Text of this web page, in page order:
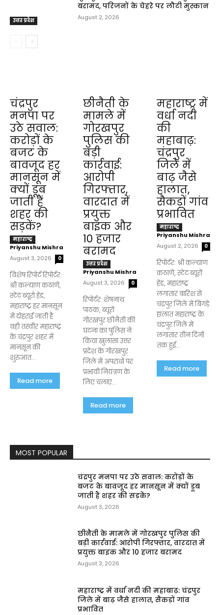
उत्तर प्रदेश
बरामद, परिजनों के चेहरे पर लौटी मुस्कान
August 2, 2026
चंद्रपुर
मनपा पर
उठे सवाल:
करोड़ों के
बजट के
बावजूद हर
मानसून में
क्यों डूब
जाती हैं
शहर की
सड़कें?
महाराष्ट्र
Priyanshu Mishra
-
August 3, 2026 0
विशेष रिपोर्ट रिपोर्टर:
श्री कल्याण कठाणे,
स्टेट ब्यूरो हेड,
महाराष्ट्र हर मानसून
में दोहराई जाती है
वही तस्वीर महाराष्ट्र
के चंद्रपुर शहर में
मानसून की
शुरुआत...
Read more
छीनैती के
मामले में
गोरखपुर
पुलिस की
बड़ी
कार्रवाई:
आरोपी
गिरफ्तार,
वारदात में
प्रयुक्त
बाइक और
₹10 हजार
बरामद
उत्तर प्रदेश
Priyanshu Mishra
-
August 3, 2026 0
रिपोर्टर: शेषनाथ
पाठक, ब्यूरो
गोरखपुर छीनैती की
घटना का पुलिस ने
किया खुलासा उत्तर
प्रदेश के गोरखपुर
जिले में अपराधों पर
प्रभावी नियंत्रण के
लिए चलाए...
Read more
महाराष्ट्र में
वर्धा नदी
की
महाबाढ़:
चंद्रपुर
जिले में
बाढ़ जैसे
हालात,
सैकड़ों गांव
प्रभावित
महाराष्ट्र
Priyanshu Mishra
-
August 2, 2026 0
रिपोर्टर: श्री कल्याण
कठाणे, स्टेट ब्यूरो
हेड, महाराष्ट्र
लगातार बारिश से
चंद्रपुर जिले में बिगड़े
हालात महाराष्ट्र के
चंद्रपुर जिले में
लगातार तीन दिनों
तक हुई...
Read more
MOST POPULAR
चंद्रपुर मनपा पर उठे सवाल: करोड़ों के
बजट के बावजूद हर मानसून में क्यों डूब
जाती हैं शहर की सड़कें?
August 3, 2026
छीनैती के मामले में गोरखपुर पुलिस की
बड़ी कार्रवाई: आरोपी गिरफ्तार, वारदात में
प्रयुक्त बाइक और ₹10 हजार बरामद
August 3, 2026
महाराष्ट्र में वर्धा नदी की महाबाढ़: चंद्रपुर
जिले में बाढ़ जैसे हालात, सैकड़ों गांव
प्रभावित